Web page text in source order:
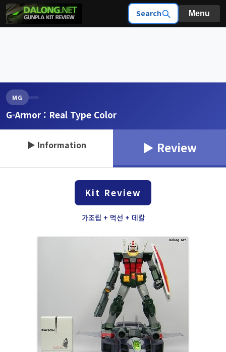
Search Menu
MG
G-Armor : Real Type Color
▶ Information ▶ Review
Kit Review
가조립 + 먹선 + 데칼